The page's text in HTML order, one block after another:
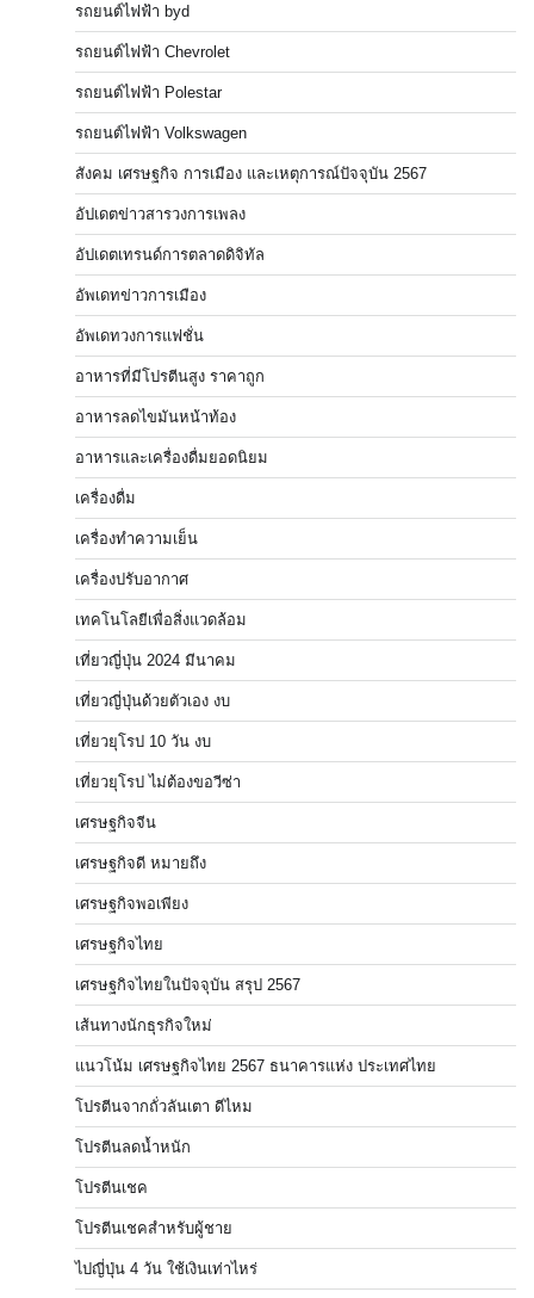
รถยนต์ไฟฟ้า byd
รถยนต์ไฟฟ้า Chevrolet
รถยนต์ไฟฟ้า Polestar
รถยนต์ไฟฟ้า Volkswagen
สังคม เศรษฐกิจ การเมือง และเหตุการณ์ปัจจุบัน 2567
อัปเดตข่าวสารวงการเพลง
อัปเดตเทรนด์การตลาดดิจิทัล
อัพเดทข่าวการเมือง
อัพเดทวงการแฟชั่น
อาหารที่มีโปรตีนสูง ราคาถูก
อาหารลดไขมันหน้าท้อง
อาหารและเครื่องดื่มยอดนิยม
เครื่องดื่ม
เครื่องทำความเย็น
เครื่องปรับอากาศ
เทคโนโลยีเพื่อสิ่งแวดล้อม
เที่ยวญี่ปุ่น 2024 มีนาคม
เที่ยวญี่ปุ่นด้วยตัวเอง งบ
เที่ยวยุโรป 10 วัน งบ
เที่ยวยุโรป ไม่ต้องขอวีซ่า
เศรษฐกิจจีน
เศรษฐกิจดี หมายถึง
เศรษฐกิจพอเพียง
เศรษฐกิจไทย
เศรษฐกิจไทยในปัจจุบัน สรุป 2567
เส้นทางนักธุรกิจใหม่
แนวโน้ม เศรษฐกิจไทย 2567 ธนาคารแห่ง ประเทศไทย
โปรตีนจากถั่วลันเตา ดีไหม
โปรตีนลดน้ำหนัก
โปรตีนเชค
โปรตีนเชคสำหรับผู้ชาย
ไปญี่ปุ่น 4 วัน ใช้เงินเท่าไหร่